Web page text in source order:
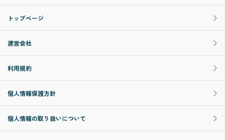
トップページ
運営会社
利用規約
個人情報保護方針
個人情報の取り扱いについて